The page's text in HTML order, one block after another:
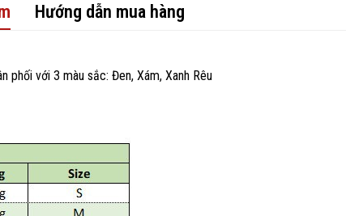
Hướng dẫn mua hàng
phối với 3 màu sắc: Đen, Xám, Xanh Rêu